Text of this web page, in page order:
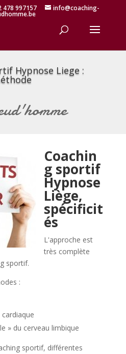
478 997157 info@coaching-
Hypnose Liege :
Coachin
g sportif
Hypnose
Liège,
spécificit
és
L'approche est
très complète
sportif.
:
» du cerveau limbique
sportif, différentes